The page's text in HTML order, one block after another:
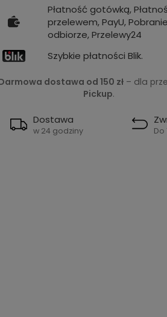
Płatność gotówką,
przelewem, PayU,
odbiorze, Przelewy24
Szybkie płatności Blik.
dostawa od 150 zł – dla
Pickup.
Dostawa
w 24 godziny Do